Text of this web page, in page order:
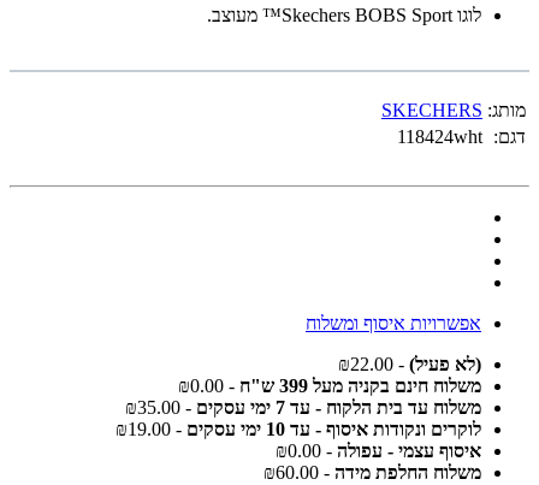
לוגו Skechers BOBS Sport™ מעוצב.
מותג: SKECHERS
דגם: 118424wht
אפשרויות איסוף ומשלוח
(לא פעיל) - ₪22.00
משלוח חינם בקניה מעל 399 ש"ח
- ₪0.00
משלוח עד בית הלקוח - עד 7 ימי עסקים
- ₪35.00
לוקרים ונקודות איסוף - עד 10 ימי עסקים
- ₪19.00
איסוף עצמי - עפולה - ₪0.00
משלוח החלפת מידה - ₪60.00